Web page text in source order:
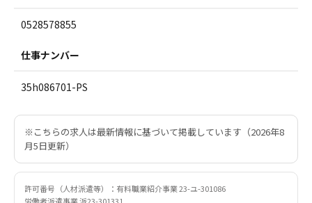
0528578855
仕事ナンバー
35h086701-PS
※こちらの求人は最新情報に基づいて掲載しています（2026年8
月5日更新）
許可番号（人材派遣等）：有料職業紹介事業 23-ユ-301086
労働者派遣事業 派23-301331